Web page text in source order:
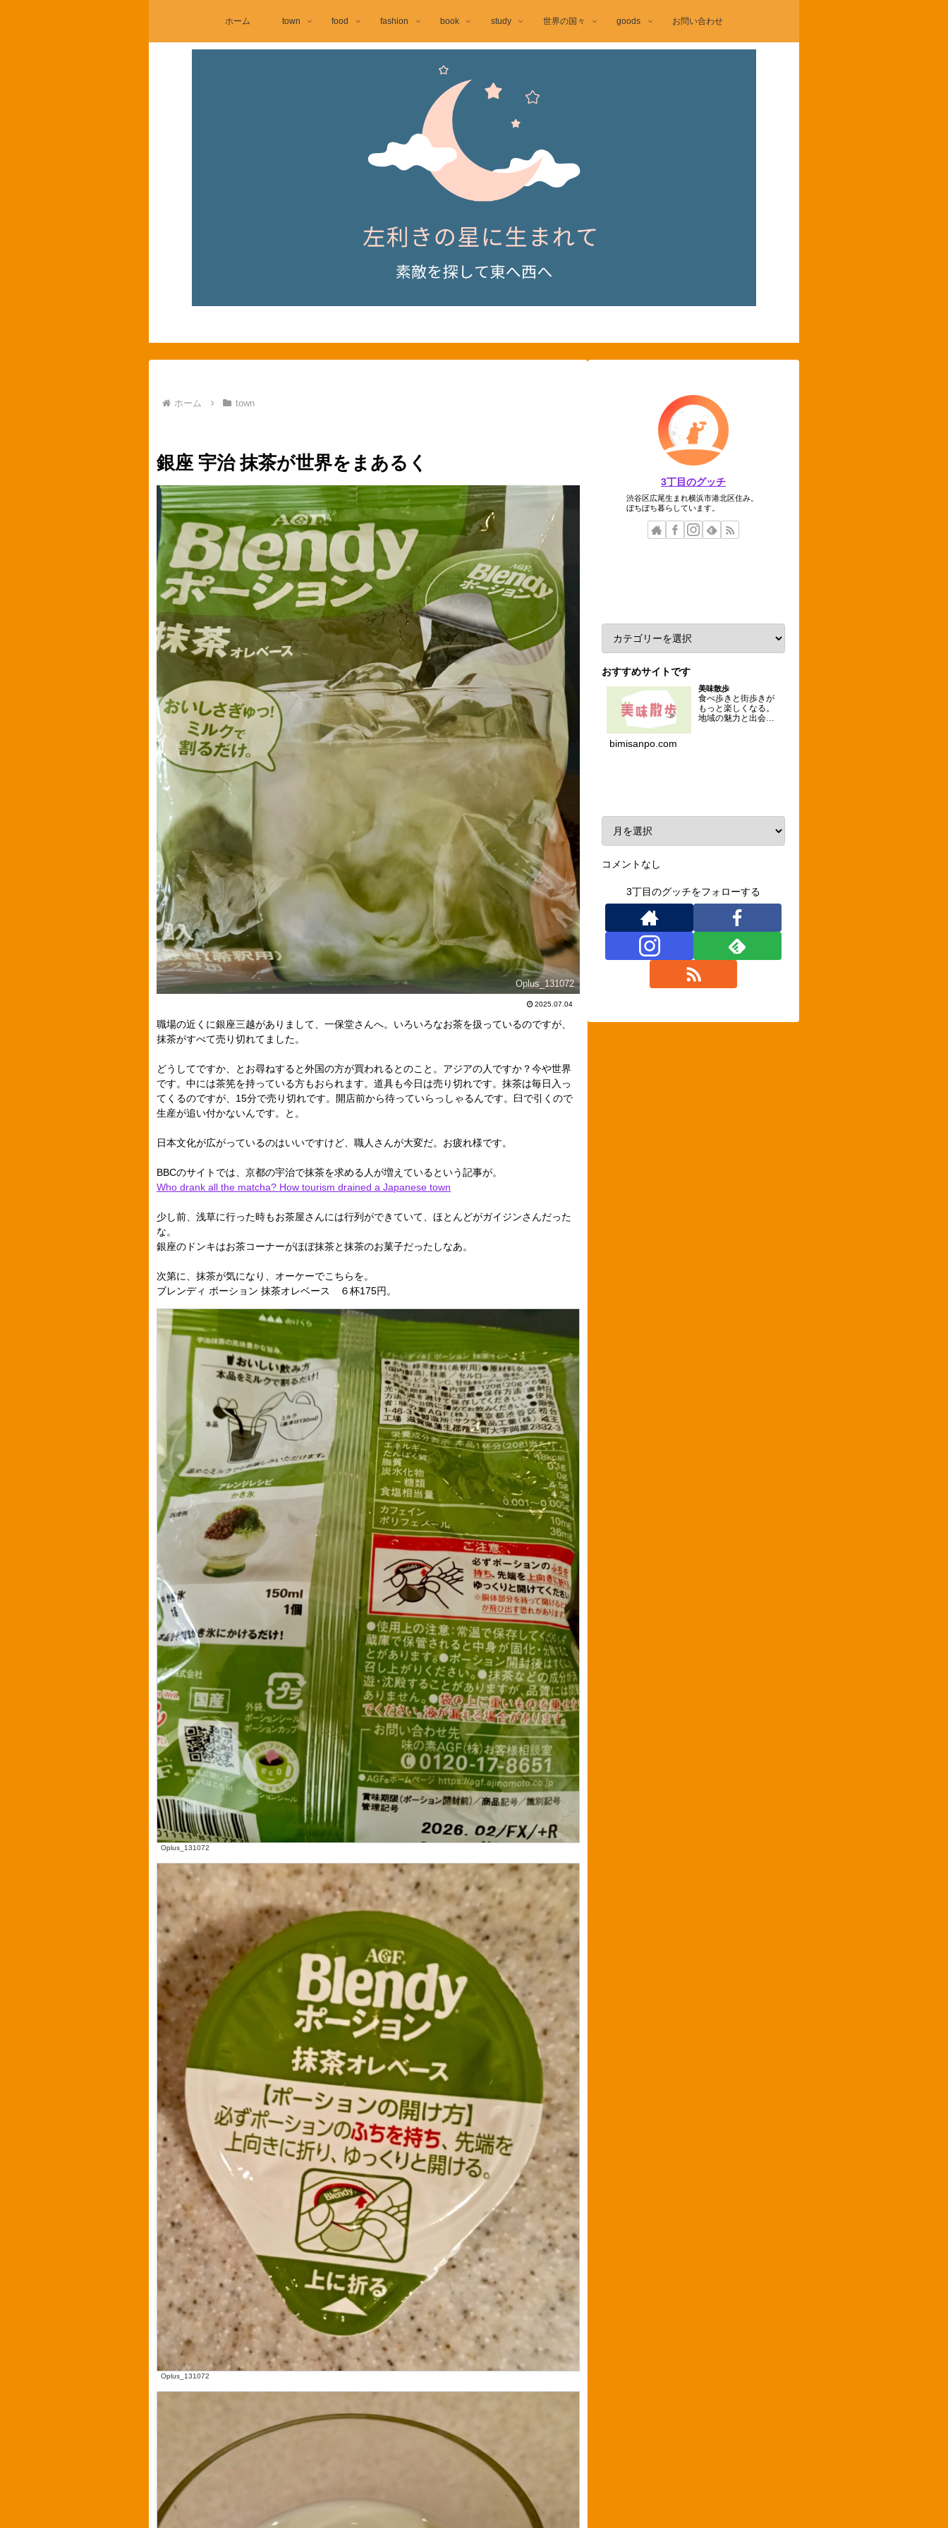
ホーム town food fashion book study 世界の国々 goods お問い合わせ
ホーム town
銀座 宇治 抹茶が世界をまあるく
Oplus_131072
2025.07.04
職場の近くに銀座三越がありまして、一保堂さんへ。いろいろなお茶を扱っているのですが、
抹茶がすべて売り切れてました。
どうしてですか、とお尋ねすると外国の方が買われるとのこと。アジアの人ですか？今や世界
です。中には茶筅を持っている方もおられます。道具も今日は売り切れです。抹茶は毎日入っ
てくるのですが、15分で売り切れです。開店前から待っていらっしゃるんです。臼で引くので
生産が追い付かないんです。と。
日本文化が広がっているのはいいですけど、職人さんが大変だ。お疲れ様です。
BBCのサイトでは、京都の宇治で抹茶を求める人が増えているという記事が。
Who drank all the matcha? How tourism drained a Japanese town
少し前、浅草に行った時もお茶屋さんには行列ができていて、ほとんどがガイジンさんだった
な。
銀座のドンキはお茶コーナーがほぼ抹茶と抹茶のお菓子だったしなあ。
次第に、抹茶が気になり、オーケーでこちらを。
ブレンディ ポーション 抹茶オレベース ６杯175円。
Oplus_131072
Oplus_131072
3丁目のグッチ
渋谷区広尾生まれ横浜市港北区住み。
ぼちぼち暮らしています。
おすすめサイトです
美味散歩
食べ歩きと街歩きが
もっと楽しくなる。
地域の魅力と出会え
bimisanpo.com
コメントなし
3丁目のグッチをフォローする